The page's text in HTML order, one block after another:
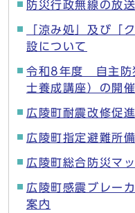
防災行政無線の放
「涼み処」及び「
設について
令和8年度 自主防
士養成講座）の開
広陵町耐震改修促
広陵町指定避難所
広陵町総合防災マ
広陵町感震ブレー
案内